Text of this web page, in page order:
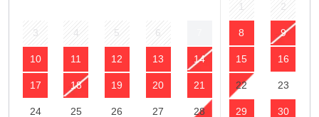
1 2
3 4 5 6 8 9
10 11 12 13 14 15 16
17 18 19 20 21 22 23
24 25 26 27 28 29 30